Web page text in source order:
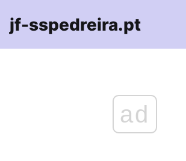
jf-sspedreira.pt
ad